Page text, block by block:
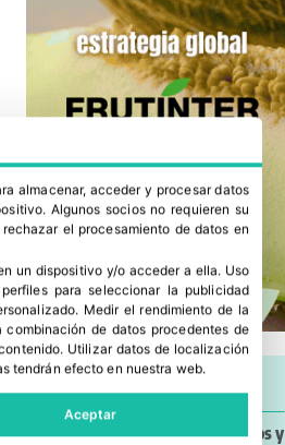
Noticias a mi Manera: incendios y
almacenar, acceder y procesar datos
Algunos socios no requieren su
el procesamiento de datos en
un dispositivo y/o acceder a ella. Uso
para seleccionar la publicidad
. Medir el rendimiento de la
de datos procedentes de
. Utilizar datos de localización
tendrán efecto en nuestra web.
Aceptar